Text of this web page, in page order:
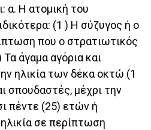
α. Η ατομική του
(1 ) Η σύζυγος ή ο
που ο στρατιωτικός
Τα άγαμα αγόρια και
ηλικία των δέκα οκτώ (1
σπουδαστές, μέχρι την
πέντε (25) ετών ή
σε περίπτωση